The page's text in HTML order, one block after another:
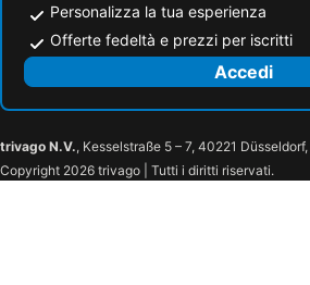
Personalizza la tua esperienza
Offerte fedeltà e prezzi per iscritti
Accedi
trivago N.V., Kesselstraße 5 – 7, 40221
Copyright 2026 trivago | Tutti i diritti riservati.